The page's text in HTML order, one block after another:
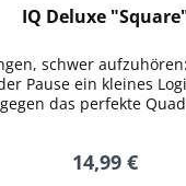
IQ Deluxe
schwer
Pause ein kleines
gegen das perfekte
14,99 €